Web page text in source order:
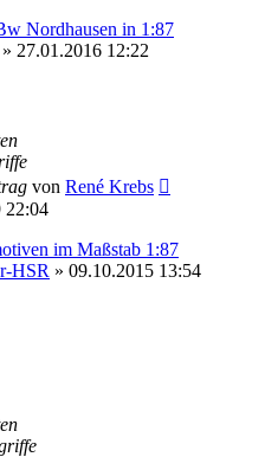
Nordhausen in 1:87
» 27.01.2016 12:22
von René Krebs
22:04
im Maßstab 1:87
HSR » 09.10.2015 13:54